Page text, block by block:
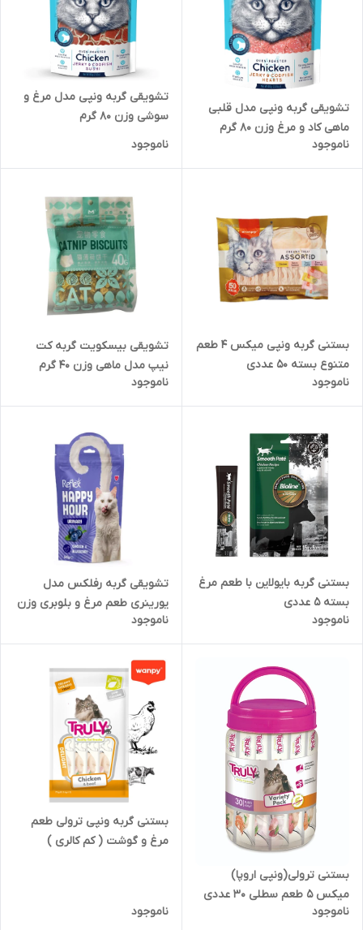
تشویقی گربه ونپی مدل قلبی
ماهی کاد و مرغ وزن 80 گرم
ناموجود
تشویقی گربه ونپی مدل مرغ و
سوشی وزن 80 گرم
ناموجود
بستنی گربه ونپی میکس 4 طعم
متنوع بسته 50 عددی
ناموجود
تشویقی بیسکویت گربه کت
نیپ مدل ماهی وزن 40 گرم
ناموجود
بستنی گربه بایولاین با طعم مرغ
بسته 5 عددی
ناموجود
تشویقی گربه رفلکس مدل
یورینری طعم مرغ و بلوبری وزن
60 گرم
ناموجود
بستنی ترولی(ونپی اروپا)
میکس ۵ طعم سطلی ۳۰ عددی
ناموجود
بستنی گربه ونپی ترولی طعم
مرغ و گوشت ( کم کالری )
ناموجود